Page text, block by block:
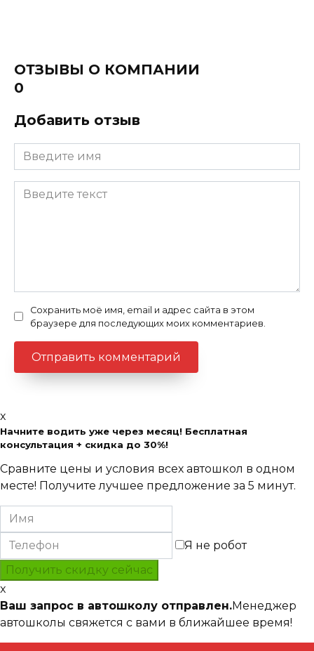
ОТЗЫВЫ О КОМПАНИИ
0
Добавить отзыв
Сохранить моё имя, email и адрес сайта в этом
браузере для последующих моих комментариев.
x
Начните водить уже через месяц! Бесплатная
консультация + скидка до 30%!
Сравните цены и условия всех автошкол в одном
месте! Получите лучшее предложение за 5 минут.
Я не робот
x
Ваш запрос в автошколу отправлен.Менеджер
автошколы свяжется с вами в ближайшее время!